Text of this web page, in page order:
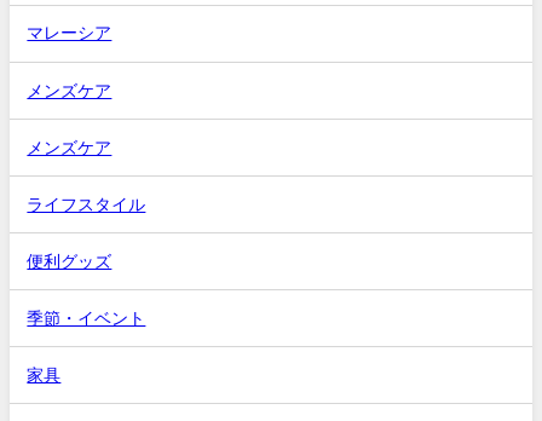
マレーシア
メンズケア
メンズケア
ライフスタイル
便利グッズ
季節・イベント
家具